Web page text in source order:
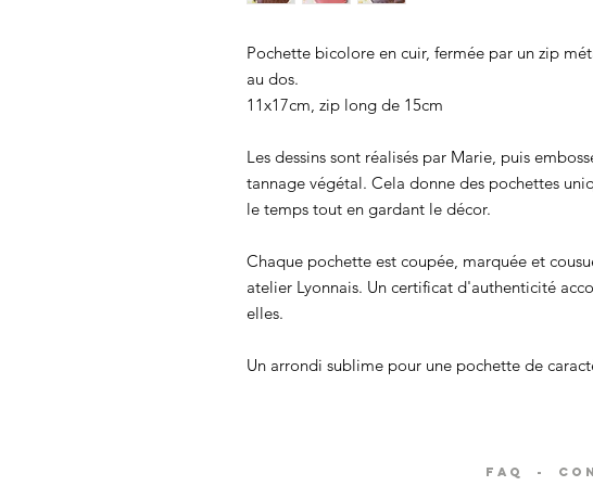
Pochette bicolore en cuir, fermée par un zip
au dos.
11x17cm, zip long de 15cm
Les dessins sont réalisés par Marie, puis
tannage végétal. Cela donne des pochettes
le temps tout en gardant le décor.
Chaque pochette est coupée, marquée et
atelier Lyonnais. Un certificat d'authenticité
elles.
Un arrondi sublime pour une pochette de
FAQ -